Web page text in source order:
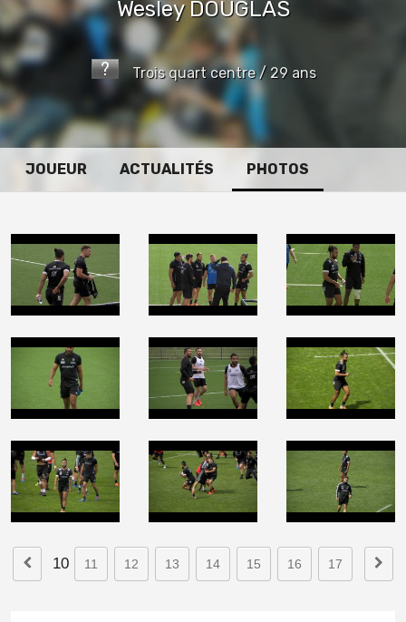
Wesley DOUGLAS
Trois quart centre / 29 ans
JOUEUR ACTUALITÉS PHOTOS
10 11 12 13 14 15 16 17